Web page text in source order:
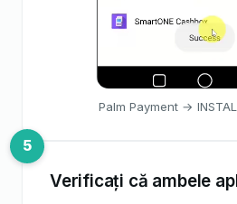
Palm Payment →
Verificați că ambele